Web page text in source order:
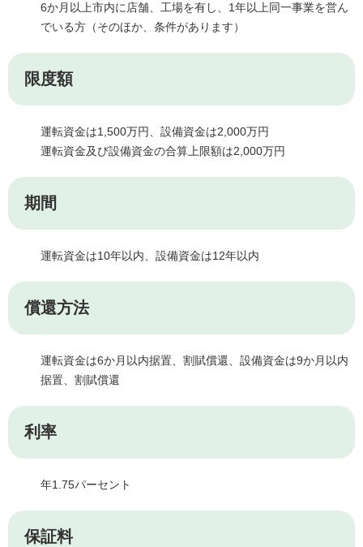
6か月以上市内に店舗、工場を有し、1年以上同一事業を営ん
でいる方（そのほか、条件があります）
限度額
運転資金は1,500万円、設備資金は2,000万円
運転資金及び設備資金の合算上限額は2,000万円
期間
運転資金は10年以内、設備資金は12年以内
償還方法
運転資金は6か月以内据置、割賦償還、設備資金は9か月以内
据置、割賦償還
利率
年1.75パーセント
保証料